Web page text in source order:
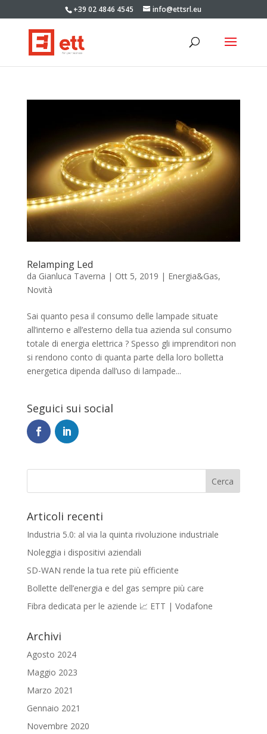
+39 02 4846 4545 info@ettsrl.eu
Relamping Led
da Gianluca Taverna | Ott 5, 2019 | Energia&Gas,
Novità
Sai quanto pesa il consumo delle lampade situate
all’interno e all’esterno della tua azienda sul consumo
totale di energia elettrica ? Spesso gli imprenditori non
si rendono conto di quanta parte della loro bolletta
energetica dipenda dall’uso di lampade...
Seguici sui social
Articoli recenti
Industria 5.0: al via la quinta rivoluzione industriale
Noleggia i dispositivi aziendali
SD-WAN rende la tua rete più efficiente
Bollette dell’energia e del gas sempre più care
Fibra dedicata per le aziende 📈 ETT | Vodafone
Archivi
Agosto 2024
Maggio 2023
Marzo 2021
Gennaio 2021
Novembre 2020